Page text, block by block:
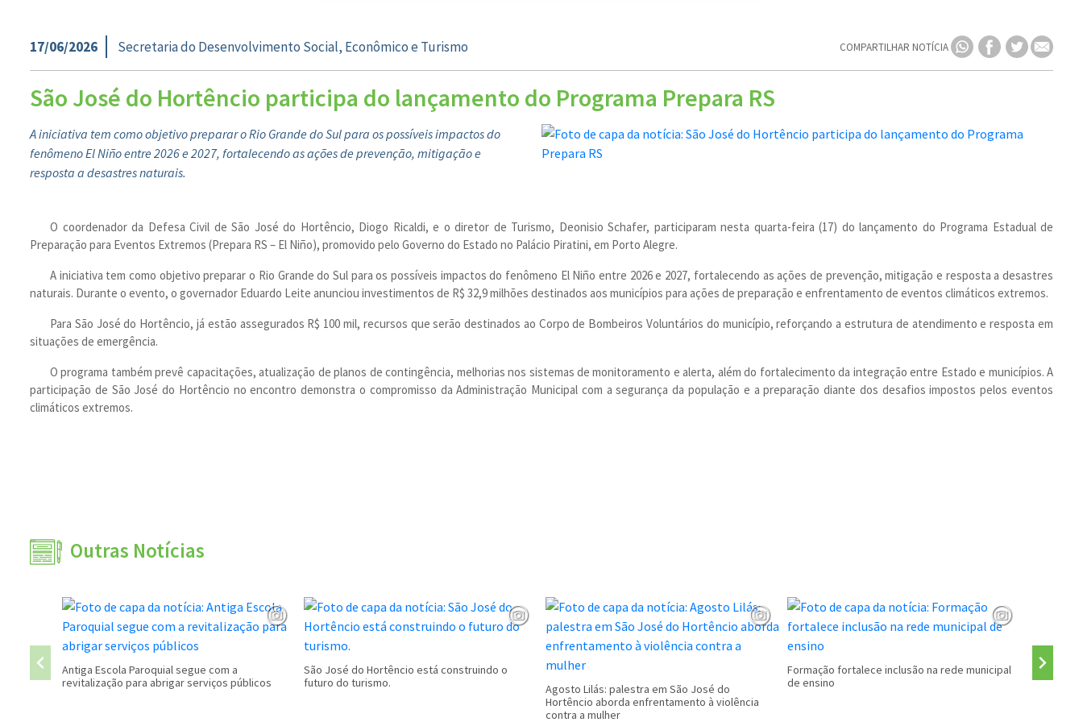
17/06/2026 Secretaria do Desenvolvimento Social, Econômico e Turismo COMPARTILHAR NOTÍCIA
São José do Hortêncio participa do lançamento do Programa Prepara RS
A iniciativa tem como objetivo preparar o Rio Grande do Sul para os possíveis impactos do
fenômeno El Niño entre 2026 e 2027, fortalecendo as ações de prevenção, mitigação e
resposta a desastres naturais.
O coordenador da Defesa Civil de São José do Hortêncio, Diogo Ricaldi, e o diretor de Turismo, Deonisio Schafer, participaram nesta quarta-feira (17) do lançamento do Programa Estadual de
Preparação para Eventos Extremos (Prepara RS – El Niño), promovido pelo Governo do Estado no Palácio Piratini, em Porto Alegre.
A iniciativa tem como objetivo preparar o Rio Grande do Sul para os possíveis impactos do fenômeno El Niño entre 2026 e 2027, fortalecendo as ações de prevenção, mitigação e resposta a desastres
naturais. Durante o evento, o governador Eduardo Leite anunciou investimentos de R$ 32,9 milhões destinados aos municípios para ações de preparação e enfrentamento de eventos climáticos extremos.
Para São José do Hortêncio, já estão assegurados R$ 100 mil, recursos que serão destinados ao Corpo de Bombeiros Voluntários do município, reforçando a estrutura de atendimento e resposta em
situações de emergência.
O programa também prevê capacitações, atualização de planos de contingência, melhorias nos sistemas de monitoramento e alerta, além do fortalecimento da integração entre Estado e municípios. A
participação de São José do Hortêncio no encontro demonstra o compromisso da Administração Municipal com a segurança da população e a preparação diante dos desafios impostos pelos eventos
climáticos extremos.
Outras Notícias
Antiga Escola Paroquial segue com a
revitalização para abrigar serviços públicos
São José do Hortêncio está construindo o
futuro do turismo.
Agosto Lilás: palestra em São José do
Hortêncio aborda enfrentamento à violência
contra a mulher
Formação fortalece inclusão na rede municipal
de ensino